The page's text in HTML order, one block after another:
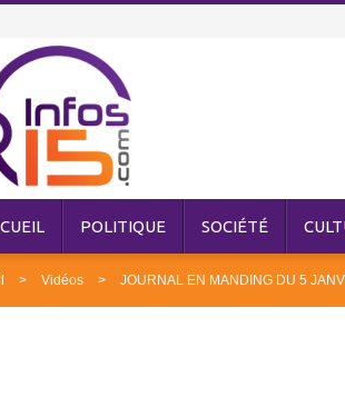
POLITIQUE SOCIÉTÉ
Vidéos JOURNAL EN MANDING DU 5